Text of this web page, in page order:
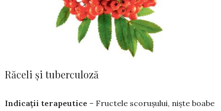
Răceli și tuberculoză
Indicații terapeutice – Fructele scoru­șului, niște boabe